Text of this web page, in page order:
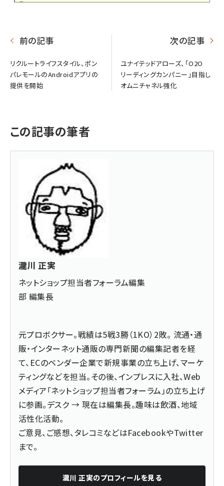
前の記事
リクルートライフスタイル、ポン
パレモールのAndroidアプリの
提供を開始
次の記事
ユナイテッドアローズ、「O2O
リーディングカンパニー」目指し
オムニチャネル強化
この記事の筆者
瀧川 正実
ネットショップ担当者フォーラム編集
部 編集長
元プロボクサー。戦績は5戦3勝（1KO）2敗。 流通・通
販・インターネット通販の専門新聞の編集記者を経
て、ECのベンダー企業で新規事業の立ち上げ、マーケ
ティングなどを担当。その後、インプレスに入社、Web
メディア「ネットショップ担当者フォーラム」の立ち上げ
に参画。デスク → 現在は編集長。趣味は飲酒、地域
活性化活動。
ご意見、ご感想、タレコミなどはFacebookやTwitter
まで。
瀧川 正実のプロフィールを見る